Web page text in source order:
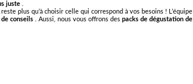
juste
plus qu’à choisir celle qui correspond à vos besoins ! L’équipe
conseils . Aussi, nous vous offrons des packs de dégustation de